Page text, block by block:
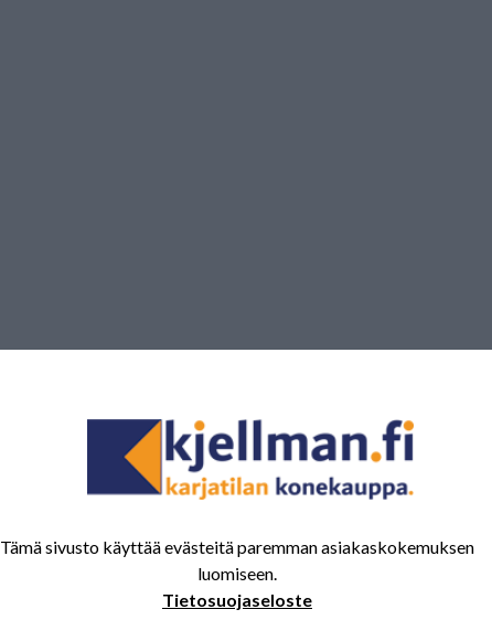
Tämä sivusto käyttää evästeitä paremman asiakaskokemuksen
luomiseen.
Tietosuojaseloste